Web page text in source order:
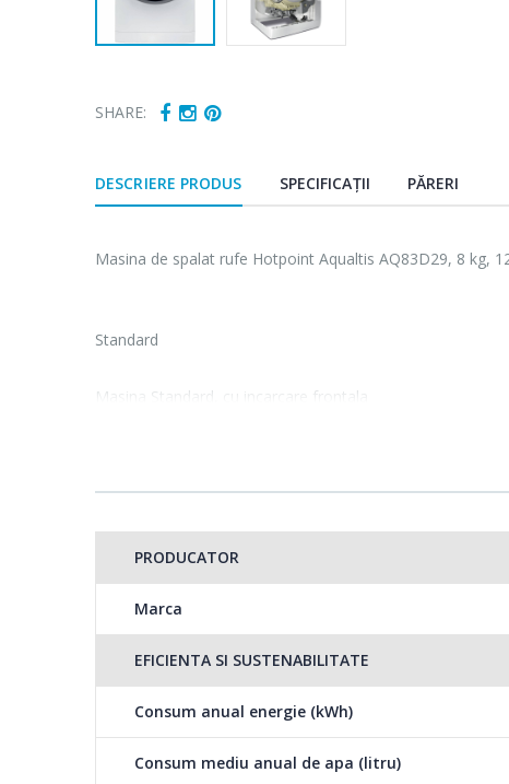
SHARE:
DESCRIERE PRODUS SPECIFICAȚII PĂRERI
Masina de spalat rufe Hotpoint Aqualtis AQ83D29, 8 kg,
Standard
Masina Standard, cu incarcare frontala
Reduce timpul de uscare al articolelor.
Silentios si eficient pentru mai mult timp.
Clasa energetica: A+++
Performanta dovedita si eficienta energetica
PRODUCATOR
Marca
EFICIENTA SI SUSTENABILITATE
Consum anual energie (kWh)
Consum mediu anual de apa (litru)